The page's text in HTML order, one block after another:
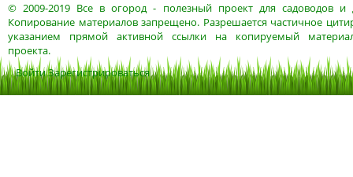
© 2009-2019 Все в огород- полезный проект для садоводов и
Копирование материалов запрещено. Разрешается частичное
указанием прямой активной ссылки на копируемый
проекта.
ВойтиЗарегистрироваться